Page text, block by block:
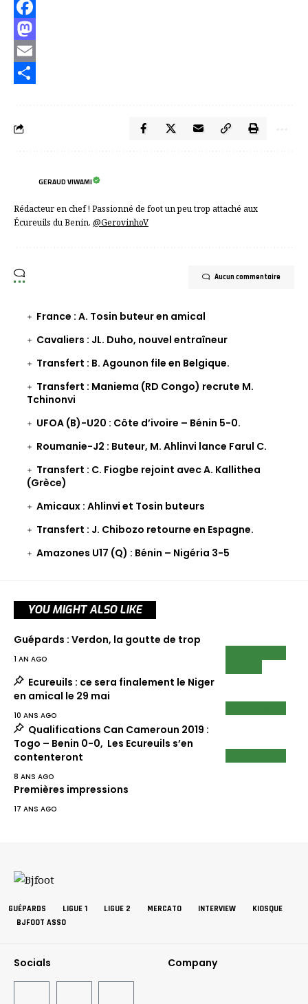
Facebook
Mastodon
Email
GERAUD VIWAMI
Rédacteur en chef ! Passionné de foot un peu trop attaché aux
Écureuils du Benin. @GerovinhoV
Aucun commentaire
France : A. Tosin buteur en amical
Cavaliers : JL. Duho, nouvel entraîneur
Transfert : B. Agounon file en Belgique.
Transfert : Maniema (RD Congo) recrute M.
Tchinonvi
UFOA (B)-U20 : Côte d’ivoire – Bénin 5-0.
Roumanie-J2 : Buteur, M. Ahlinvi lance Farul C.
Transfert : C. Fiogbe rejoint avec A. Kallithea
(Grèce)
Amicaux : Ahlinvi et Tosin buteurs
Transfert : J. Chibozo retourne en Espagne.
Amazones U17 (Q) : Bénin – Nigéria 3-5
YOU MIGHT ALSO LIKE
Guépards : Verdon, la goutte de trop
1 AN AGO
Ecureuils : ce sera finalement le Niger
en amical le 29 mai
10 ANS AGO
Qualifications Can Cameroun 2019 :
Togo – Benin 0-0, Les Ecureuils s’en
contenteront
8 ANS AGO
Premières impressions
17 ANS AGO
GUÉPARDS LIGUE 1 LIGUE 2 MERCATO INTERVIEW
KIOSQUE
BJFOOT ASSO
Socials Company